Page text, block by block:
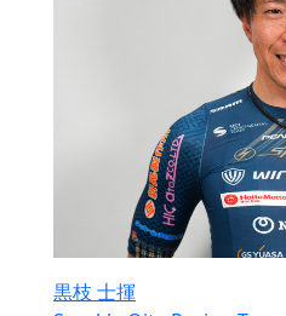
黒枝 士揮